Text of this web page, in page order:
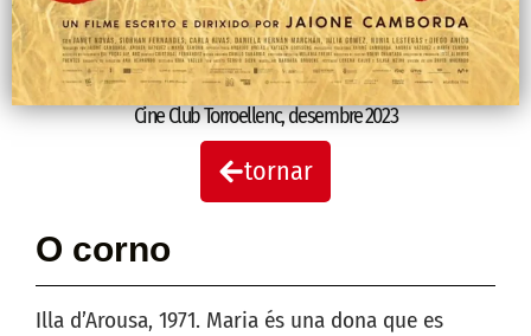
Cine Club Torroellenc,desembre 2023
tornar
O corno
Illa d’Arousa, 1971. Maria és una dona que es